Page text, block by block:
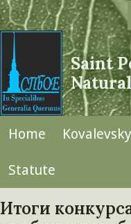
Close search
Search
Saint
Navigation
Home
Statute
Итоги